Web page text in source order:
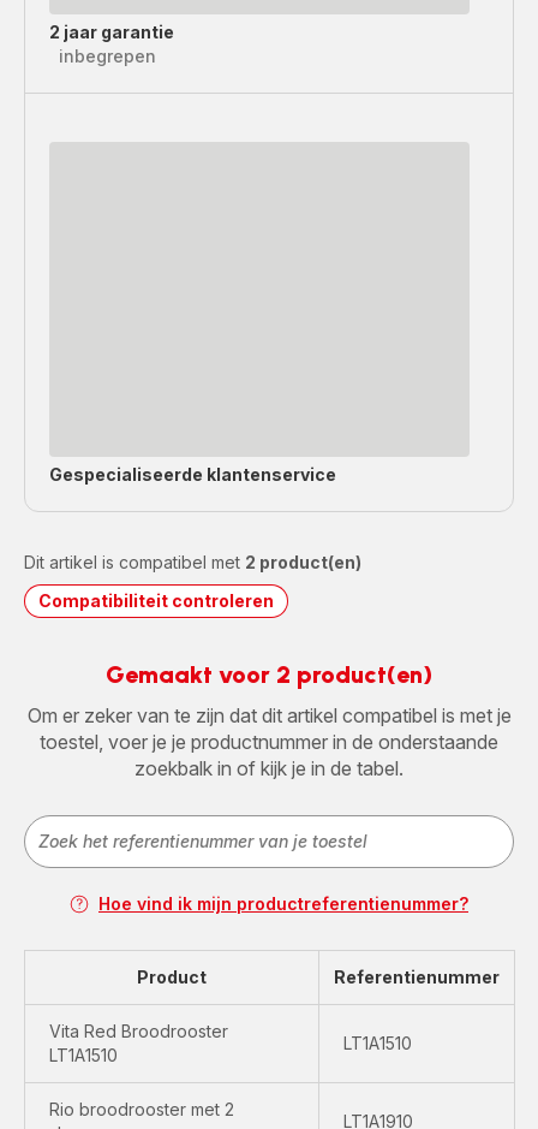
2 jaar garantie
inbegrepen
Gespecialiseerde klantenservice
Dit artikel is compatibel met 2 product(en)
Compatibiliteit controleren
Gemaakt voor 2 product(en)
Om er zeker van te zijn dat dit artikel compatibel is met je
toestel, voer je je productnummer in de onderstaande
zoekbalk in of kijk je in de tabel.
Hoe vind ik mijn productreferentienummer?
Product Referentienummer
Vita Red Broodrooster
LT1A1510
LT1A1510
Rio broodrooster met 2
LT1A1910